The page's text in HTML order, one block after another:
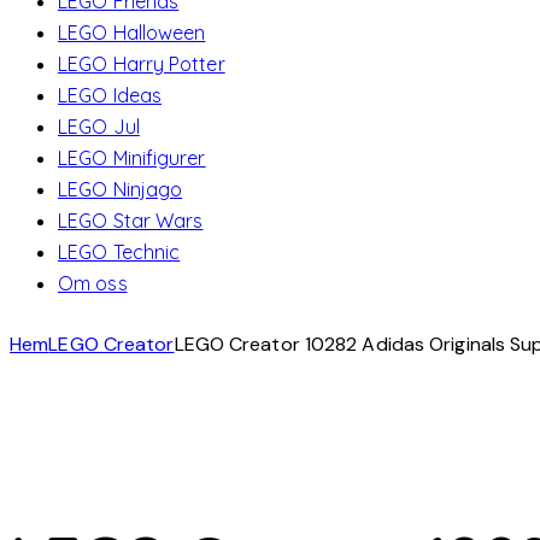
LEGO Halloween
LEGO Harry Potter
LEGO Ideas
LEGO Jul
LEGO Minifigurer
LEGO Ninjago
LEGO Star Wars
LEGO Technic
Om oss
HemLEGO CreatorLEGO Creator 10282 Adidas Originals